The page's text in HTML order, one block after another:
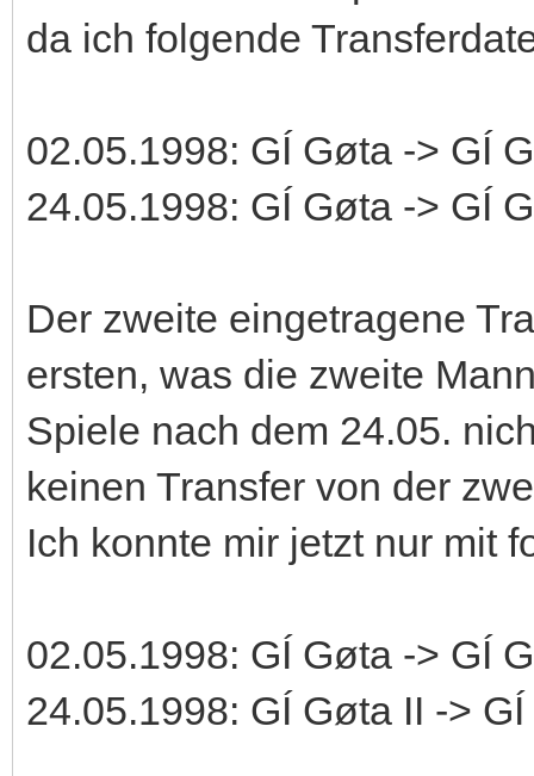
da ich folgende
02.05.1998: GÍ Gøta -> GÍ
24.05.1998: GÍ Gøta -> GÍ
Der zweite eingetragene
ersten, was die zweite
Spiele nach dem 24.05.
keinen Transfer von der
Ich konnte mir jetzt nur mit
02.05.1998: GÍ Gøta -> GÍ
24.05.1998: GÍ Gøta II ->